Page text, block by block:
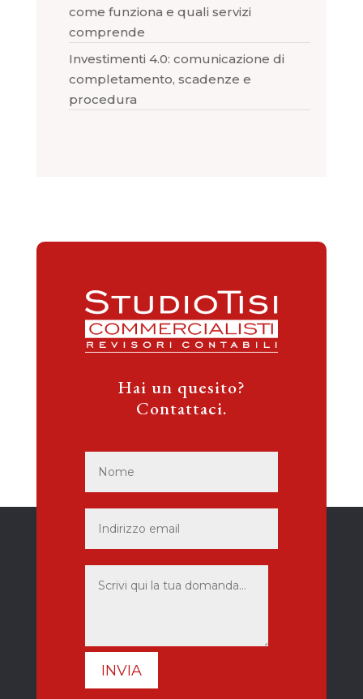
come funziona e quali servizi
comprende
Investimenti 4.0: comunicazione di
completamento, scadenze e
procedura
Hai un quesito?
Contattaci.
INVIA